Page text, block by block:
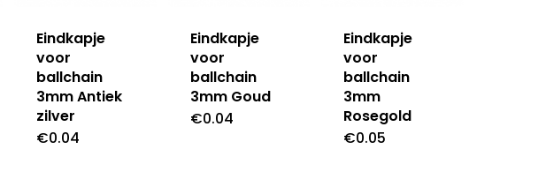
Eindkapje
voor
ballchain
3mm Antiek
zilver
€0.04
Eindkapje
voor
ballchain
3mm Goud
€0.04
Eindkapje
voor
ballchain
3mm
Rosegold
€0.05